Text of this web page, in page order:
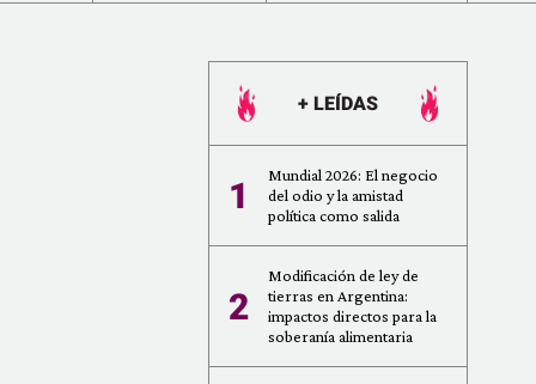
+ LEÍDAS
1
Mundial 2026: El negocio
del odio y la amistad
política como salida
2
Modificación de ley de
tierras en Argentina:
impactos directos para la
soberanía alimentaria